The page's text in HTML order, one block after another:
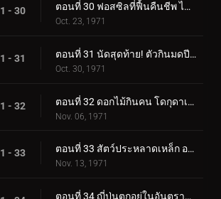
1 - 30 ตอนที่ 30 ฟอสซิลที่ฟื้นคืนชีพ ไทรโลไบต์ดูดเลือด
Oct. 23, 1971
1 - 31 ตอนที่ 31 นัดสุดท้าย! ตัวกินมดปีศาจ อาริกาบาริ
Oct. 30, 1971
1 - 32 ตอนที่ 32 ดอกไม้กินคน โดกุดาเลี่ยน
Nov. 06, 1971
1 - 33 ตอนที่ 33 สัตว์ประหลาดเหล็ก อาร์มาดิลอง
Nov. 13, 1971
ตอนที่ 34 ญี่ปุ่นตกอยู่ในอันตราย! การรุกรานของกามาจิลเลอร์